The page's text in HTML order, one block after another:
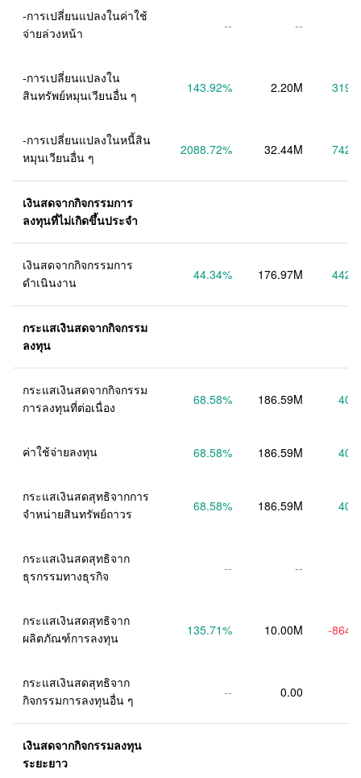
-การเปลี่ยนแปลงในค่าใช้
จ่ายล่วงหน้า
-- --
-การเปลี่ยนแปลงใน
สินทรัพย์หมุนเวียนอื่น ๆ
143.92% 2.20M
-การเปลี่ยนแปลงในหนี้สิน
หมุนเวียนอื่น ๆ
2088.72% 32.44M
เงินสดจากกิจกรรมการ
ลงทุนที่ไม่เกิดขึ้นประจำ
เงินสดจากกิจกรรมการ
ดำเนินงาน
44.34% 176.97M
กระแสเงินสดจากกิจกรรม
ลงทุน
กระแสเงินสดจากกิจกรรม
การลงทุนที่ต่อเนื่อง
68.58% 186.59M
ค่าใช้จ่ายลงทุน 68.58% 186.59M
กระแสเงินสดสุทธิจากการ
จำหน่ายสินทรัพย์ถาวร
68.58% 186.59M
กระแสเงินสดสุทธิจาก
ธุรกรรมทางธุรกิจ
-- --
กระแสเงินสดสุทธิจาก
ผลิตภัณฑ์การลงทุน
135.71% 10.00M -
กระแสเงินสดสุทธิจาก
กิจกรรมการลงทุนอื่น ๆ
-- 0.00
เงินสดจากกิจกรรมลงทุน
ระยะยาว